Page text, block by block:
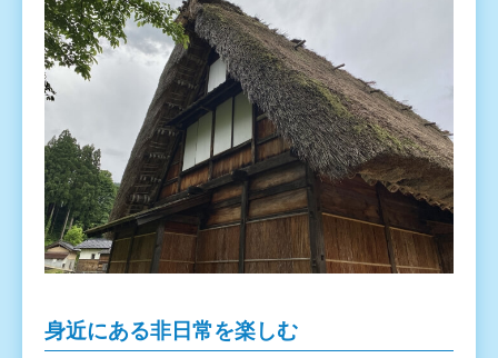
身近にある非日常を楽しむ